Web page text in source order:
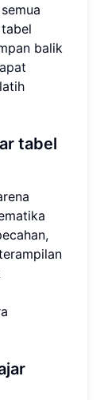
balik
tabel